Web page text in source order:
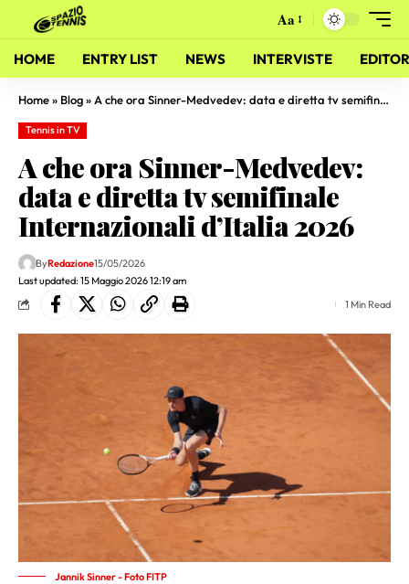
Aa
HOME ENTRY LIST NEWS INTERVISTE
Home» Blog» A che ora Sinner-Medvedev: data e diretta tv semifinale Internazionali d’Italia 2026
Tennis in TV
A che ora Sinner-Medvedev:
data e diretta tv semifinale
Internazionali d’Italia 2026
Last updated: 15 Maggio 2026 12:19 am
ByRedazione15/05/2026
1 Min Read
Jannik Sinner - Foto FITP